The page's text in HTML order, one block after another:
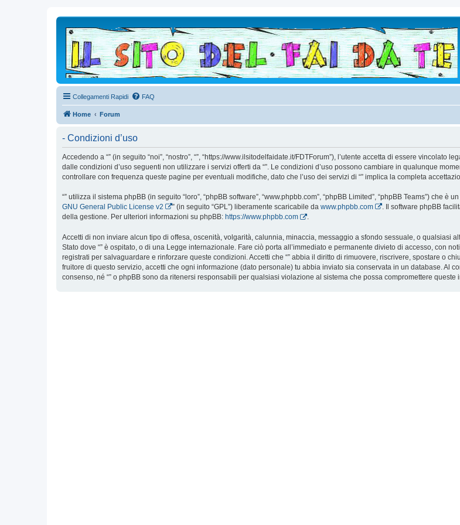
Collegamenti Rapidi FAQ
Home Forum
- Condizioni d’uso
Accedendo a “” (in seguito “noi”, “nostro”, “”, “https://www.ilsitodelfaidate.it/FDTForum”), l’utente accetta di essere
dalle condizioni d’uso seguenti non utilizzare i servizi offerti da “”. Le condizioni d’uso possono cambiare in qualunque
controllare con frequenza queste pagine per eventuali modifiche, dato che l’uso dei servizi di “” implica la completa
“” utilizza il sistema phpBB (in seguito “loro”, “phpBB software”, “www.phpbb.com”, “phpBB Limited”, “phpBB Teams”) che
GNU General Public License v2
” (in seguito “GPL”) liberamente scaricabile da www.phpbb.com
. Il software phpBB
della gestione. Per ulteriori informazioni su phpBB: https://www.phpbb.com .
Accetti di non inviare alcun tipo di offesa, oscenità, volgarità, calunnia, minaccia, messaggio a sfondo sessuale, o qualsiasi
Stato dove “” è ospitato, o di una Legge internazionale. Fare ciò porta all’immediato e permanente divieto di accesso, con
registrati per salvaguardare e rinforzare queste condizioni. Accetti che “” abbia il diritto di rimuovere, riscrivere, spostare o
fruitore di questo servizio, accetti che ogni informazione (dato personale) tu abbia inviato sia conservata in un database. Al
consenso, né “” o phpBB sono da ritenersi responsabili per qualsiasi violazione al sistema che possa compromettere queste